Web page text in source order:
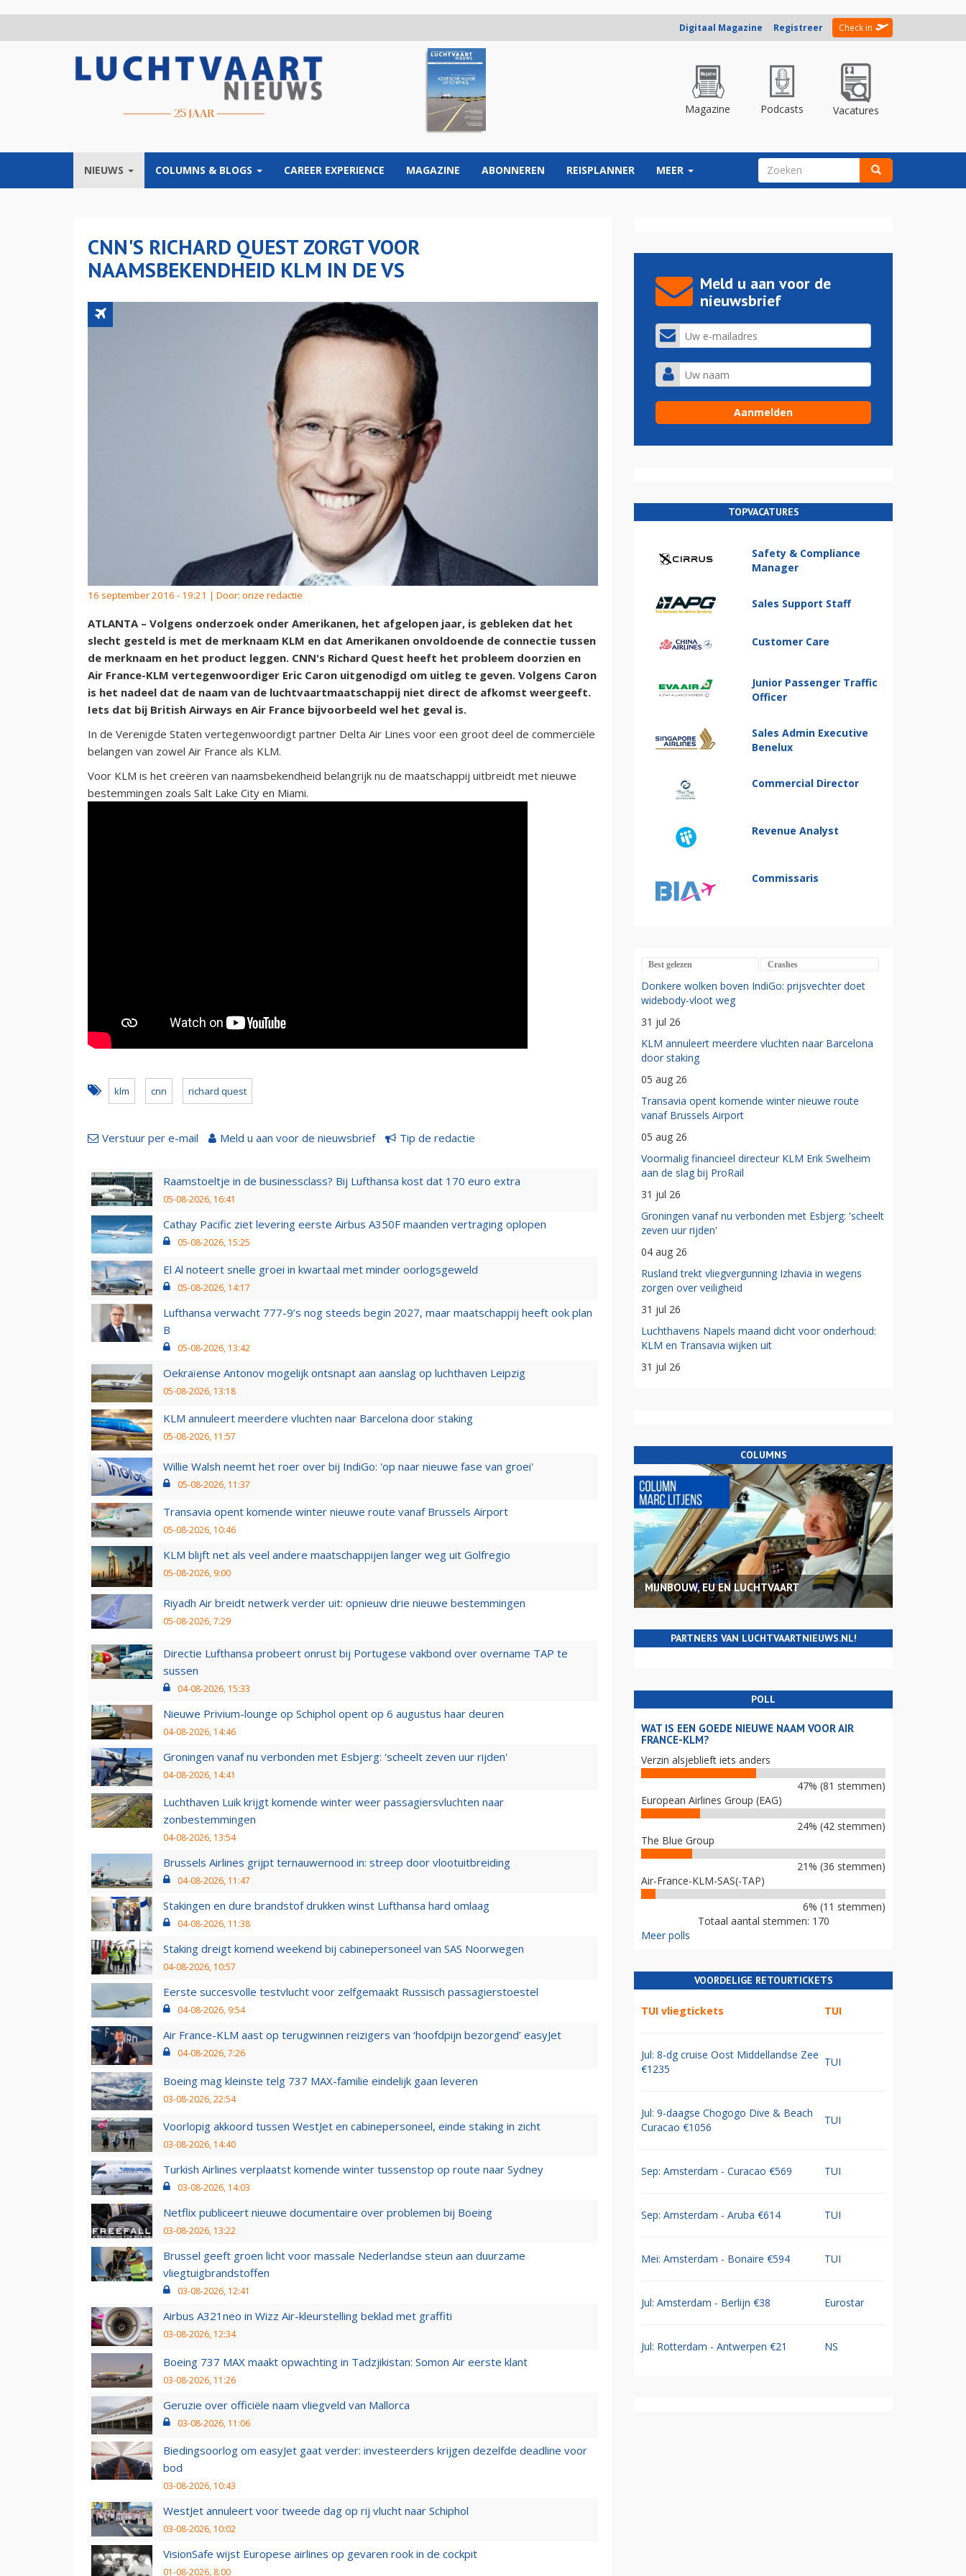
Digitaal Magazine Registreer Check in
Magazine Podcasts Vacatures
NIEUWS COLUMNS & BLOGS CAREER EXPERIENCE MAGAZINE ABONNEREN REISPLANNER MEER ZOEKVELD
CNN'S RICHARD QUEST ZORGT VOOR
NAAMSBEKENDHEID KLM IN DE VS
16 september 2016 - 19:21 | Door: onze redactie
ATLANTA – Volgens onderzoek onder Amerikanen, het afgelopen jaar, is gebleken dat het
slecht gesteld is met de merknaam KLM en dat Amerikanen onvoldoende de connectie tussen
de merknaam en het product leggen. CNN's Richard Quest heeft het probleem doorzien en
Air France-KLM vertegenwoordiger Eric Caron uitgenodigd om uitleg te geven. Volgens Caron
is het nadeel dat de naam van de luchtvaartmaatschappij niet direct de afkomst weergeeft.
Iets dat bij British Airways en Air France bijvoorbeeld wel het geval is.
In de Verenigde Staten vertegenwoordigt partner Delta Air Lines voor een groot deel de commerciële
belangen van zowel Air France als KLM.
Voor KLM is het creëren van naamsbekendheid belangrijk nu de maatschappij uitbreidt met nieuwe
bestemmingen zoals Salt Lake City en Miami.
klm cnn richard quest
Verstuur per e-mail Meld u aan voor de nieuwsbrief Tip de redactie
Raamstoeltje in de businessclass? Bij Lufthansa kost dat 170 euro extra
05-08-2026, 16:41
Cathay Pacific ziet levering eerste Airbus A350F maanden vertraging oplopen
05-08-2026, 15:25
El Al noteert snelle groei in kwartaal met minder oorlogsgeweld
05-08-2026, 14:17
Lufthansa verwacht 777-9’s nog steeds begin 2027, maar maatschappij heeft ook plan
B
05-08-2026, 13:42
Oekraïense Antonov mogelijk ontsnapt aan aanslag op luchthaven Leipzig
05-08-2026, 13:18
KLM annuleert meerdere vluchten naar Barcelona door staking
05-08-2026, 11:57
Willie Walsh neemt het roer over bij IndiGo: 'op naar nieuwe fase van groei'
05-08-2026, 11:37
Transavia opent komende winter nieuwe route vanaf Brussels Airport
05-08-2026, 10:46
KLM blijft net als veel andere maatschappijen langer weg uit Golfregio
05-08-2026, 9:00
Riyadh Air breidt netwerk verder uit: opnieuw drie nieuwe bestemmingen
05-08-2026, 7:29
Directie Lufthansa probeert onrust bij Portugese vakbond over overname TAP te
sussen
04-08-2026, 15:33
Nieuwe Privium-lounge op Schiphol opent op 6 augustus haar deuren
04-08-2026, 14:46
Groningen vanaf nu verbonden met Esbjerg: 'scheelt zeven uur rijden'
04-08-2026, 14:41
Luchthaven Luik krijgt komende winter weer passagiersvluchten naar
zonbestemmingen
04-08-2026, 13:54
Brussels Airlines grijpt ternauwernood in: streep door vlootuitbreiding
04-08-2026, 11:47
Stakingen en dure brandstof drukken winst Lufthansa hard omlaag
04-08-2026, 11:38
Staking dreigt komend weekend bij cabinepersoneel van SAS Noorwegen
04-08-2026, 10:57
Eerste succesvolle testvlucht voor zelfgemaakt Russisch passagierstoestel
04-08-2026, 9:54
Air France-KLM aast op terugwinnen reizigers van ‘hoofdpijn bezorgend’ easyJet
04-08-2026, 7:26
Boeing mag kleinste telg 737 MAX-familie eindelijk gaan leveren
03-08-2026, 22:54
Voorlopig akkoord tussen WestJet en cabinepersoneel, einde staking in zicht
03-08-2026, 14:40
Turkish Airlines verplaatst komende winter tussenstop op route naar Sydney
03-08-2026, 14:03
Netflix publiceert nieuwe documentaire over problemen bij Boeing
03-08-2026, 13:22
Brussel geeft groen licht voor massale Nederlandse steun aan duurzame
vliegtuigbrandstoffen
03-08-2026, 12:41
Airbus A321neo in Wizz Air-kleurstelling beklad met graffiti
03-08-2026, 12:34
Boeing 737 MAX maakt opwachting in Tadzjikistan: Somon Air eerste klant
03-08-2026, 11:26
Geruzie over officiële naam vliegveld van Mallorca
03-08-2026, 11:06
Biedingsoorlog om easyJet gaat verder: investeerders krijgen dezelfde deadline voor
bod
03-08-2026, 10:43
WestJet annuleert voor tweede dag op rij vlucht naar Schiphol
03-08-2026, 10:02
VisionSafe wijst Europese airlines op gevaren rook in de cockpit
01-08-2026, 8:00
Meld u aan voor de
nieuwsbrief
TOPVACATURES
Safety & Compliance
Manager
Sales Support Staff
Customer Care
Junior Passenger Traffic
Officer
Sales Admin Executive
Benelux
Commercial Director
Revenue Analyst
Commissaris
Best gelezen Crashes
Donkere wolken boven IndiGo: prijsvechter doet
widebody-vloot weg
31 jul 26
KLM annuleert meerdere vluchten naar Barcelona
door staking
05 aug 26
Transavia opent komende winter nieuwe route
vanaf Brussels Airport
05 aug 26
Voormalig financieel directeur KLM Erik Swelheim
aan de slag bij ProRail
31 jul 26
Groningen vanaf nu verbonden met Esbjerg: 'scheelt
zeven uur rijden'
04 aug 26
Rusland trekt vliegvergunning Izhavia in wegens
zorgen over veiligheid
31 jul 26
Luchthavens Napels maand dicht voor onderhoud:
KLM en Transavia wijken uit
31 jul 26
COLUMNS
MIJNBOUW, EU EN LUCHTVAART
PARTNERS VAN LUCHTVAARTNIEUWS.NL!
POLL
WAT IS EEN GOEDE NIEUWE NAAM VOOR AIR
FRANCE-KLM?
Verzin alsjeblieft iets anders
47% (81 stemmen)
European Airlines Group (EAG)
24% (42 stemmen)
The Blue Group
21% (36 stemmen)
Air-France-KLM-SAS(-TAP)
6% (11 stemmen)
Totaal aantal stemmen: 170
Meer polls
VOORDELIGE RETOURTICKETS
TUI vliegtickets TUI
Jul: 8-dg cruise Oost Middellandse Zee
€1235
TUI
Jul: 9-daagse Chogogo Dive & Beach
Curacao €1056
TUI
Sep: Amsterdam - Curacao €569 TUI
Sep: Amsterdam - Aruba €614 TUI
Mei: Amsterdam - Bonaire €594 TUI
Jul: Amsterdam - Berlijn €38 Eurostar
Jul: Rotterdam - Antwerpen €21 NS